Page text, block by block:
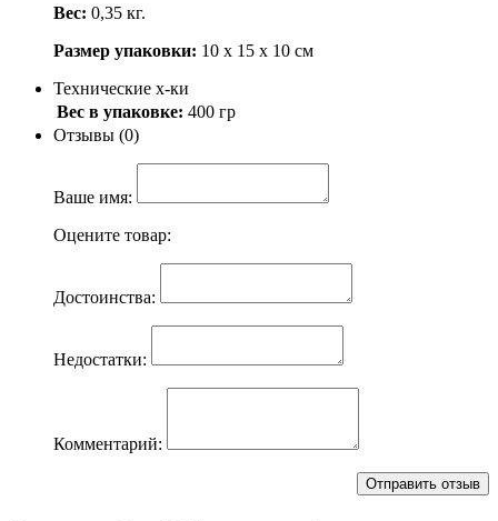
Вес: 0,35 кг.
Размер упаковки: 10 х 15 х 10 см
Технические х-ки
Вес в упаковке: 400 гр
Отзывы (0)
Ваше имя:
Оцените товар:
Достоинства:
Недостатки:
Комментарий: